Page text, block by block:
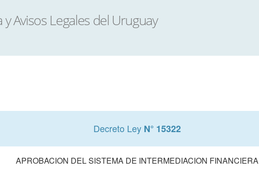
Decreto Ley N° 15322
APROBACION DEL SISTEMA DE INTERMEDIACION FINANCIERA